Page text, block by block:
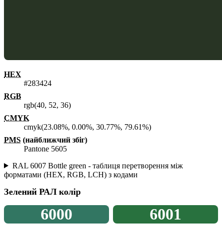
HEX
#283424
RGB
rgb(40, 52, 36)
CMYK
cmyk(23.08%, 0.00%, 30.77%, 79.61%)
PMS (найближчий збіг)
Pantone 5605
RAL 6007 Bottle green - таблиця перетворення між
форматами (HEX, RGB, LCH) з кодами
Зелений РАЛ колір
6000
6001